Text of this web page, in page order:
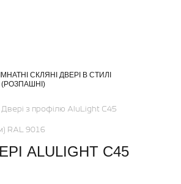
СКЛЯНІ ДВЕРІ В СТИЛІ
Двері з профілю AluLight C45
RAL 9016
ALULIGHT C45